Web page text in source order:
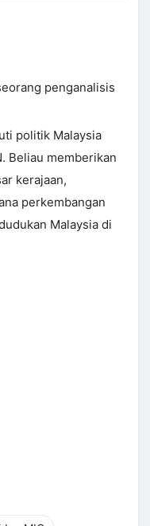
penganalisis
politik Malaysia
Beliau memberikan
kerajaan,
perkembangan
Malaysia di